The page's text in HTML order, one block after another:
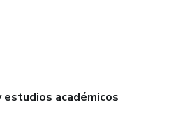
estudios académicos